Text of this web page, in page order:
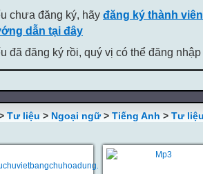
chưa đăng ký, hãy đăng ký thành
dẫn tại đây
đã đăng ký rồi, quý vị có thể đăng
Tư liệu > Ngoại ngữ> Tiếng Anh > Tư